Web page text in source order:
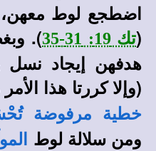
اضطجع لوط
(تك 19: 31-35
).
هدفهن إيجاد
(وإلا كررتا هذا
خطية مرفوضة
ومن سلالة لوط